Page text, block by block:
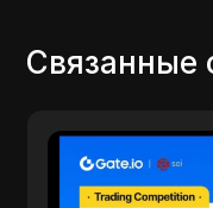
Связанные